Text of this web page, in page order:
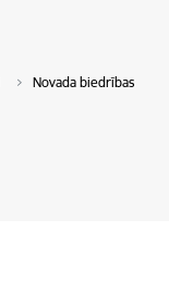
Novada biedrības